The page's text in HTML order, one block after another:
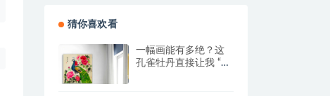
猜你喜欢看
一幅画能有多绝？这
孔雀牡丹直接让我 “哇